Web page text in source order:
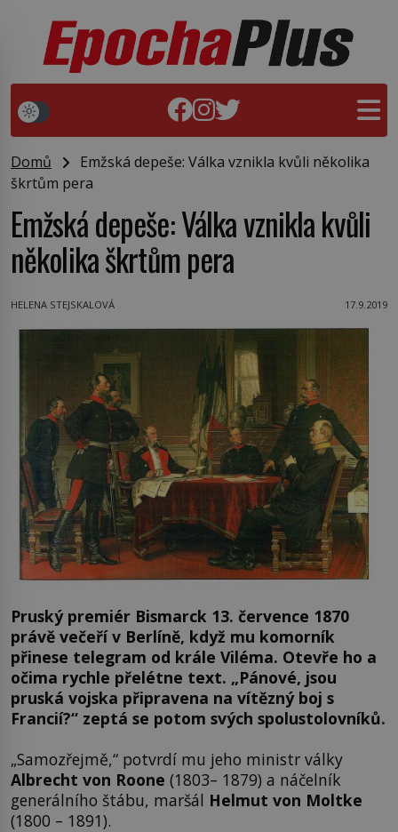
Domů
Emžská depeše: Válka vznikla kvůli několika
škrtům pera
Emžská depeše: Válka vznikla kvůli
několika škrtům pera
HELENA STEJSKALOVÁ 17.9.2019
Pruský premiér Bismarck 13. července 1870
právě večeří v Berlíně, když mu komorník
přinese telegram od krále Viléma. Otevře ho a
očima rychle přelétne text. „Pánové, jsou
pruská vojska připravena na vítězný boj s
Francií?“ zeptá se potom svých spolustolovníků.
„Samozřejmě,“ potvrdí mu jeho ministr války
Albrecht von Roone (1803– 1879) a náčelník
generálního štábu, maršál Helmut von Moltke
(1800 – 1891).